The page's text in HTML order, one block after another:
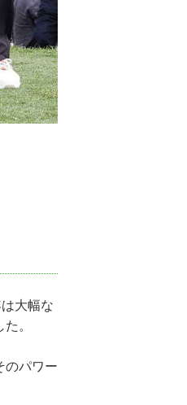
大幅な
。
のパワー